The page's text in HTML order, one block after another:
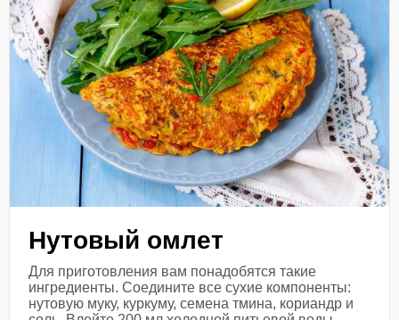
Нутовый омлет
Для приготовления вам понадобятся такие
ингредиенты. Соедините все сухие компоненты:
нутовую муку, куркуму, семена тмина, кориандр и